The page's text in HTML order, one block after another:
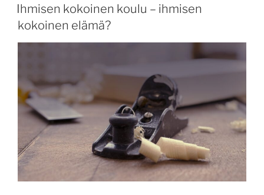
Ihmisen kokoinen koulu – ihmisen
kokoinen elämä?